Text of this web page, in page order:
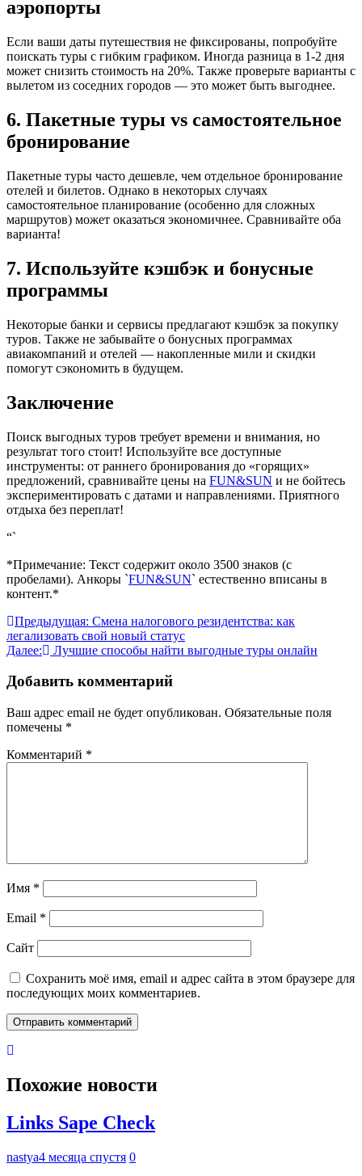
аэропорты
Если ваши даты путешествия не фиксированы, попробуйте
поискать туры с гибким графиком. Иногда разница в 1-2 дня
может снизить стоимость на 20%. Также проверьте варианты с
вылетом из соседних городов — это может быть выгоднее.
6. Пакетные туры vs самостоятельное
бронирование
Пакетные туры часто дешевле, чем отдельное бронирование
отелей и билетов. Однако в некоторых случаях
самостоятельное планирование (особенно для сложных
маршрутов) может оказаться экономичнее. Сравнивайте оба
варианта!
7. Используйте кэшбэк и бонусные
программы
Некоторые банки и сервисы предлагают кэшбэк за покупку
туров. Также не забывайте о бонусных программах
авиакомпаний и отелей — накопленные мили и скидки
помогут сэкономить в будущем.
Заключение
Поиск выгодных туров требует времени и внимания, но
результат того стоит! Используйте все доступные
инструменты: от раннего бронирования до «горящих»
предложений, сравнивайте цены на FUN&SUN и не бойтесь
экспериментировать с датами и направлениями. Приятного
отдыха без переплат!
“`
*Примечание: Текст содержит около 3500 знаков (с
пробелами). Анкоры `FUN&SUN` естественно вписаны в
контент.*
Навигация
по
Предыдущая: Смена налогового резидентства: как
легализовать свой новый статус
Далее:
Лучшие способы найти выгодные туры онлайн
Добавить комментарий
Ваш адрес email не будет опубликован. Обязательные поля
помечены *
Комментарий *
Имя *
Email *
Сайт
Сохранить моё имя, email и адрес сайта в этом браузере для
последующих моих комментариев.
Похожие новости
Links Sape Check
nastya4 месяца спустя 0